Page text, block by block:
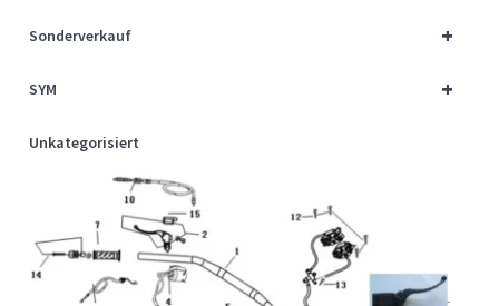
+
Sonderverkauf
+
SYM
Unkategorisiert